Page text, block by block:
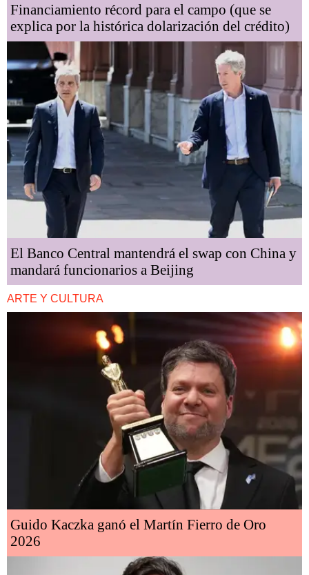
Financiamiento récord para el campo (que se
explica por la histórica dolarización del crédito)
El Banco Central mantendrá el swap con China y
mandará funcionarios a Beijing
ARTE Y CULTURA
Guido Kaczka ganó el Martín Fierro de Oro
2026